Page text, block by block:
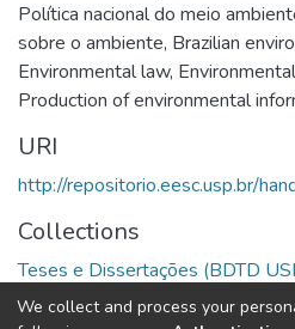
Política nacional do meio
sobre o ambiente, Brazilian
Environmental law,
Production of environmental
URI
http://repositorio.eesc.usp.br/
Collections
Teses e Dissertações (BDTD
We collect and process your